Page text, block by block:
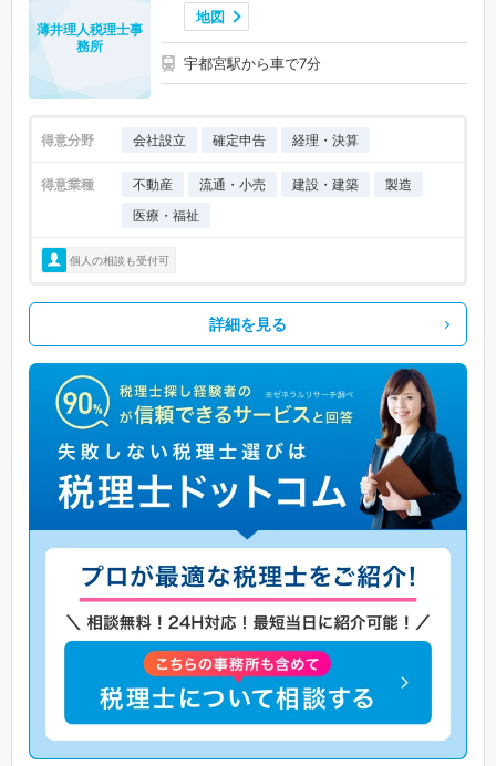
地図
宇都宮駅から車で7分
薄井理人税理士事
務所
得意分野 会社設立 確定申告 経理・決算
得意業種 不動産 流通・小売 建設・建築
製造
医療・福祉
個人の相談も受付可
詳細を見る